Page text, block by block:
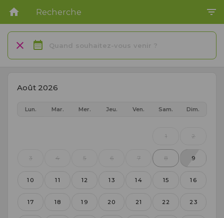
Recherche
Quand souhaitez-vous venir ?
Août 2026
Lun. Mar. Mer. Jeu. Ven. Sam. Dim.
1 2
3 4 5 6 7 8 9
10 11 12 13 14 15 16
17 18 19 20 21 22 23